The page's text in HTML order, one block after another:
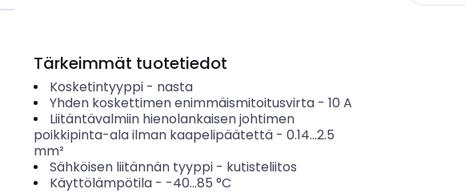
Tärkeimmät tuotetiedot
Kosketintyyppi- nasta
Yhden koskettimen enimmäismitoitusvirta- 10 A
Liitäntävalmiin hienolankaisen johtimen
poikkipinta-ala ilman kaapelipäätettä - 0.14...2.5
mm²
Sähköisen liitännän tyyppi- kutisteliitos
Käyttölämpötila- -40...85 °C